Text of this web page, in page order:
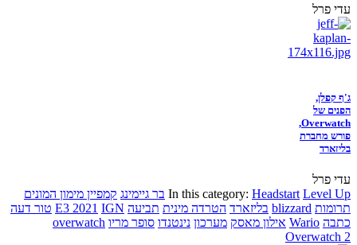
עדי פרל
ג'ף קפלן,
הפנים של
Overwatch,
פורש מחברת
בליזארד
עדי פרל
In this category: Headstart Level Up בר גיימינג קמפיין מימון המונים
תרומות blizzard בליזארד הטרדה מינית תביעה E3 2021 IGN
טור דעה
כתבה Wario אילון מאסק מערכון נינטנדו סופר מריו overwatch
Overwatch 2